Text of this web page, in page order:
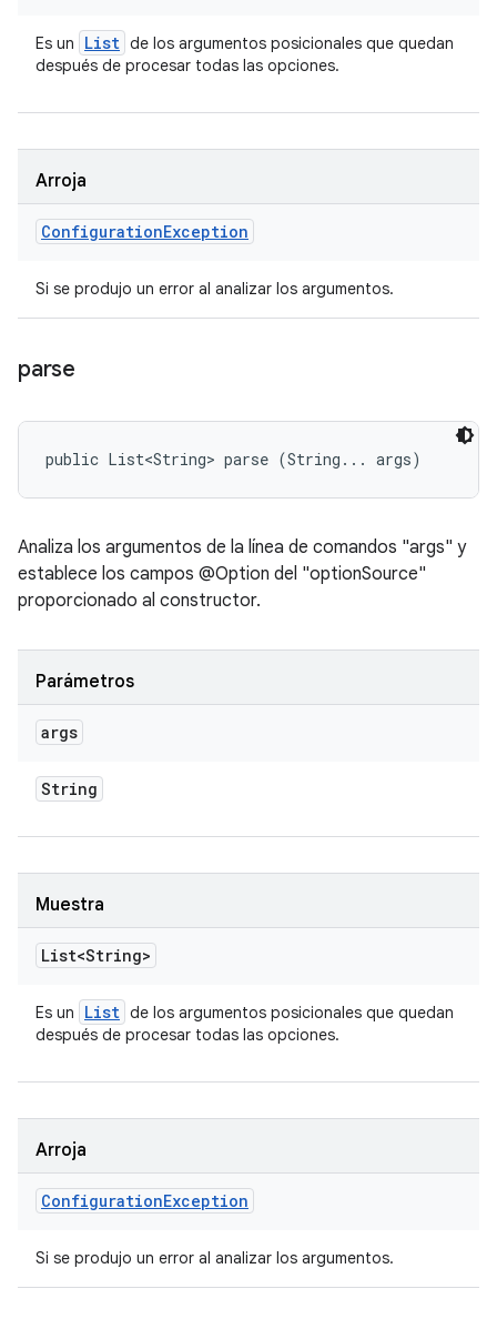
Es un List de los argumentos posicionales que quedan
después de procesar todas las opciones.
Arroja
ConfigurationException
Si se produjo un error al analizar los argumentos.
parse
public List<String> parse (String... args)
Analiza los argumentos de la línea de comandos "args" y
establece los campos @Option del "optionSource"
proporcionado al constructor.
Parámetros
args
String
Muestra
List<String>
Es un List de los argumentos posicionales que quedan
después de procesar todas las opciones.
Arroja
ConfigurationException
Si se produjo un error al analizar los argumentos.